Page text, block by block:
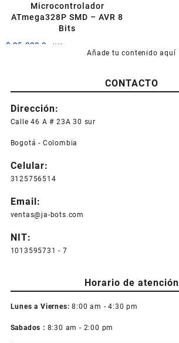
Microcontrolador
ATmega328P SMD – AVR 8
Bits
$ 25.000,0 +IVA
Añade tu contenido aquí
CONTACTO
Dirección:
Calle 46 A # 23A 30 sur
Bogotá - Colombia
Celular:
3125756514
Email:
ventas@ja-bots.com
NIT:
1013595731 - 7
Horario de atención
Lunes a Viernes: 8:00 am - 4:30 pm
Sabados : 8:30 am - 2:00 pm